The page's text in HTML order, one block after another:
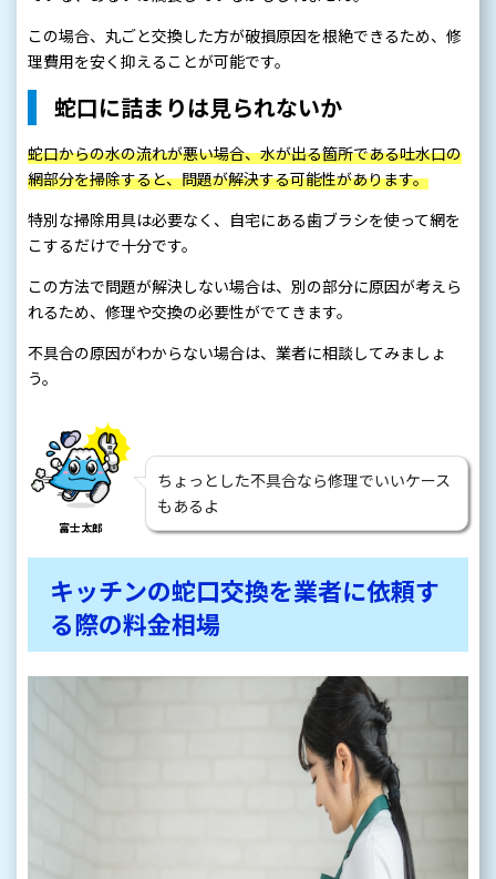
この場合、丸ごと交換した方が破損原因を根絶できるため、修
理費用を安く抑えることが可能です。
蛇口に詰まりは見られないか
蛇口からの水の流れが悪い場合、水が出る箇所である吐水口の
網部分を掃除すると、問題が解決する可能性があります。
特別な掃除用具は必要なく、自宅にある歯ブラシを使って網を
こするだけで十分です。
この方法で問題が解決しない場合は、別の部分に原因が考えら
れるため、修理や交換の必要性がでてきます。
不具合の原因がわからない場合は、業者に相談してみましょ
う。
富士太郎
ちょっとした不具合なら修理でいいケース
もあるよ
キッチンの蛇口交換を業者に依頼す
る際の料金相場